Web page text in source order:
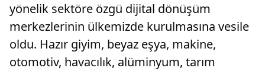
yönelik sektöre özgü dijital dönüşüm
merkezlerinin ülkemizde kurulmasına vesile
oldu. Hazır giyim, beyaz eşya, makine,
otomotiv, havacılık, alüminyum, tarım